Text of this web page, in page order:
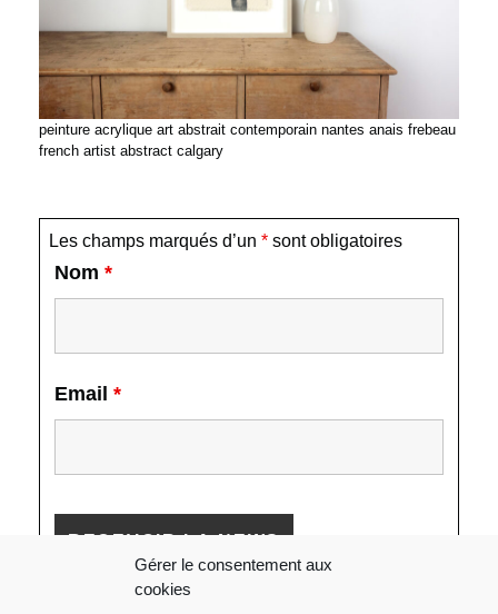
Gérer le consentement aux
cookies
peinture acrylique art abstrait contemporain nantes anais frebeau
french artist abstract calgary
Les champs marqués d’un * sont obligatoires
Nom *
Email *